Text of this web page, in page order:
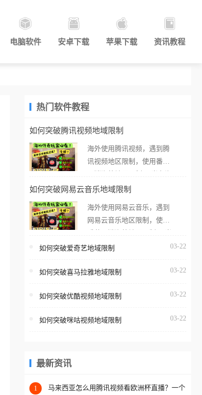
电脑软件 安卓下载 苹果下载 资讯教程
热门软件教程
如何突破腾讯视频地域限制
海外使用腾讯视频，遇到腾
讯视频地区限制，使用番茄
外打开腾讯视频，却突然弹
地区无法播放”的提示语。
海外用户如香港、澳门、台
亚、欧洲等国家和地区时，
台一样，出现地区及版权限
地区播放。 遇到这个问题的
区工作、留学、定居等，都
如何突破网易云音乐地域限制
海外使用网易云音乐，遇到
网易云音乐地区限制，使用
在海外打开网易云音乐，却
所在的地区无法播放”的提示
门、台湾、美国、加拿大、
区时，网易云音乐也会像其
回国加速器，即可解决「海
如何突破爱奇艺地域限制 03-22
如何突破喜马拉雅地域限制 03-22
如何突破优酷视频地域限制 03-22
如何突破咪咕视频地域限制 03-22
最新资讯
1
马来西亚怎么用腾讯视频看欧洲杯直播？一个